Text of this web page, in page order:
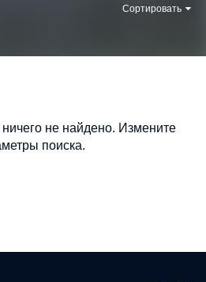
Сортировать
не найдено. Измените
поиска.